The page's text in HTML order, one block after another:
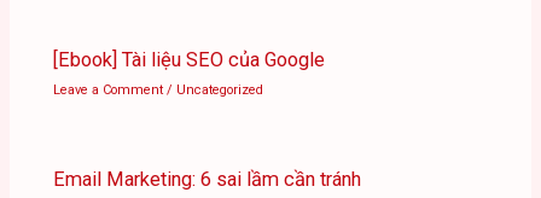
[Ebook] Tài liệu SEO của Google
Leave a Comment / Uncategorized
Email Marketing: 6 sai lầm cần tránh